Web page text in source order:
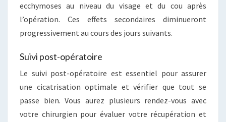
ecchymoses au niveau du visage et du cou après
l’opération. Ces effets secondaires diminueront
progressivement au cours des jours suivants.
Suivi post-opératoire
Le suivi post-opératoire est essentiel pour assurer
une cicatrisation optimale et vérifier que tout se
passe bien. Vous aurez plusieurs rendez-vous avec
votre chirurgien pour évaluer votre récupération et